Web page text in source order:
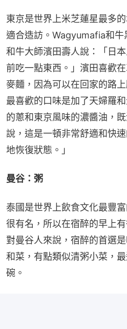
東京是世界上米芝蓮星最多
適合造訪。Wagyumafia和牛
和牛大師濱田壽人說：「日
前吃一點東西。」濱田喜歡
麥麵，因為可以在回家的路
最喜歡的口味是加了天婦羅
的蔥和東京風味的濃醬油，
說，這是一頓非常舒適和快
地恢復狀態。」
曼谷：粥
泰國是世界上飲食文化最豐
很有名，所以在宿醉的早上
對曼谷人來說，宿醉的首選
和菜，有點類似清粥小菜，
碗。